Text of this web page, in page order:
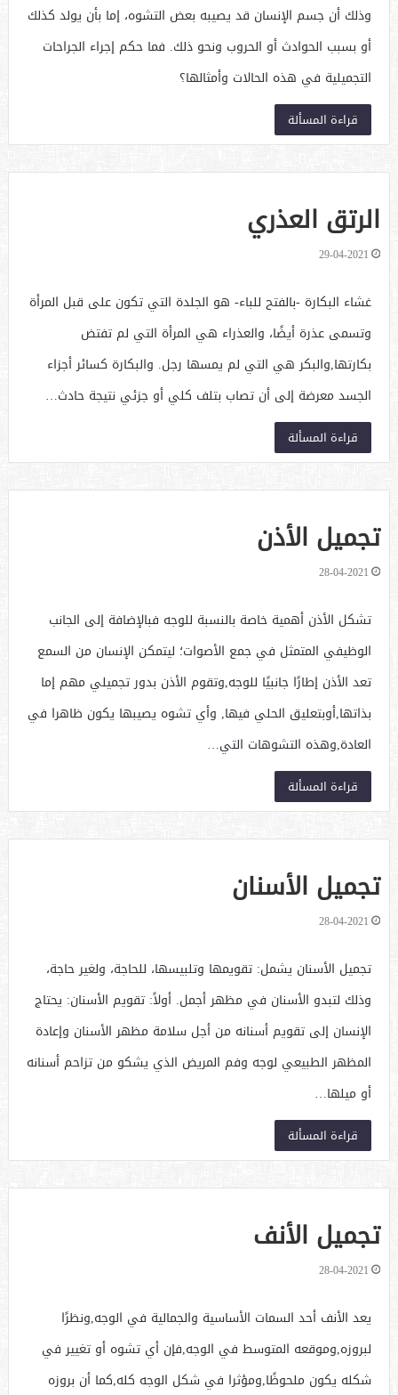
وذلك أن جسم الإنسان قد يصيبه بعض التشوه، إما بأن يولد كذلك
أو بسبب الحوادث أو الحروب ونحو ذلك. فما حكم إجراء الجراحات
التجميلية في هذه الحالات وأمثالها؟
قراءة المسألة
الرتق العذري
29-04-2021
غشاء البكارة -بالفتح للباء- هو الجلدة التي تكون على قبل المرأة
وتسمى عذرة أيضًا، والعذراء هي المرأة التي لم تفتض
بكارتها,والبكر هي التي لم يمسها رجل. والبكارة كسائر أجزاء
الجسد معرضة إلى أن تصاب بتلف كلي أو جزئي نتيجة حادث…
قراءة المسألة
تجميل الأذن
28-04-2021
تشكل الأذن أهمية خاصة بالنسبة للوجه فبالإضافة إلى الجانب
الوظيفي المتمثل في جمع الأصوات؛ ليتمكن الإنسان من السمع
تعد الأذن إطارًا جانبيًا للوجه,وتقوم الأذن بدور تجميلي مهم إما
بذاتها,أوبتعليق الحلي فيها, وأي تشوه يصيبها يكون ظاهرا في
العادة,وهذه التشوهات التي…
قراءة المسألة
تجميل الأسنان
28-04-2021
تجميل الأسنان يشمل: تقويمها وتلبيسها، للحاجة، ولغير حاجة،
وذلك لتبدو الأسنان في مظهر أجمل. أولاً: تقويم الأسنان: يحتاج
الإنسان إلى تقويم أسنانه من أجل سلامة مظهر الأسنان وإعادة
المظهر الطبيعي لوجه وفم المريض الذي يشكو من تزاحم أسنانه
أو ميلها…
قراءة المسألة
تجميل الأنف
28-04-2021
يعد الأنف أحد السمات الأساسية والجمالية في الوجه,ونظرًا
لبروزه,وموقعه المتوسط في الوجه,فإن أي تشوه أو تغيير في
شكله يكون ملحوظًا,ومؤثرا في شكل الوجه كله,كما أن بروزه